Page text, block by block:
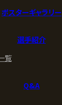
ポスターギャラリー
選手紹介
覧
Q&A